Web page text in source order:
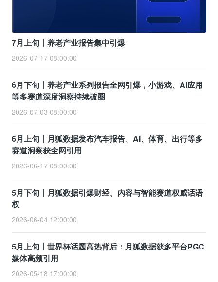
7月上旬丨养老产业报告集中引爆
2026-07-17 08:00:00
6月下旬丨养老产业系列报告全网引爆，小游戏、AI应用
等多赛道深度洞察持续破圈
2026-07-03 08:00:00
6月上旬丨月狐数据发布汽车报告、AI、体育、出行等多
赛道洞察获全网引用
2026-06-17 08:00:00
5月下旬丨月狐数据引爆财经、内容与智能赛道权威话语
权
2026-06-04 12:00:00
5月上旬丨世界杯话题高热背后：月狐数据获多平台PGC
媒体高频引用
2026-05-18 17:00:00